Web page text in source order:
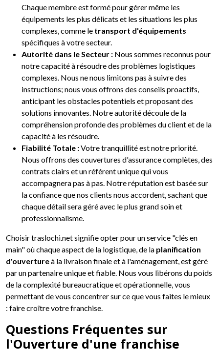
Chaque membre est formé pour gérer même les
équipements les plus délicats et les situations les plus
complexes, comme le transport d'équipements
spécifiques à votre secteur.
Autorité dans le Secteur : Nous sommes reconnus pour
notre capacité à résoudre des problèmes logistiques
complexes. Nous ne nous limitons pas à suivre des
instructions; nous vous offrons des conseils proactifs,
anticipant les obstacles potentiels et proposant des
solutions innovantes. Notre autorité découle de la
compréhension profonde des problèmes du client et de la
capacité à les résoudre.
Fiabilité Totale :Votre tranquillité est notre priorité.
Nous offrons des couvertures d'assurance complètes, des
contrats clairs et un référent unique qui vous
accompagnera pas à pas. Notre réputation est basée sur
la confiance que nos clients nous accordent, sachant que
chaque détail sera géré avec le plus grand soin et
professionnalisme.
Choisir traslochi.net signifie opter pour un service "clés en
main" où chaque aspect de la logistique, de la planification
d'ouvertureà la livraison finale et à l'aménagement, est géré
par un partenaire unique et fiable. Nous vous libérons du poids
de la complexité bureaucratique et opérationnelle, vous
permettant de vous concentrer sur ce que vous faites le mieux
: faire croître votre franchise.
Questions Fréquentes sur
l'Ouverture d'une franchise